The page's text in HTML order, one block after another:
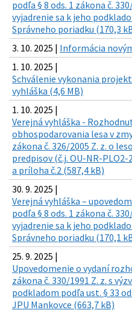
podľa § 8 ods. 1 zákona č.
vyjadrenie sa k jeho
Správneho poriadku (170,3
3. 10. 2025 | Informácia
1. 10. 2025 |
Schválenie vykonania
vyhláška (4,6 MB)
1. 10. 2025 |
Verejná vyhláška -
obhospodarovania lesa v
zákona č. 326/2005 Z. z. o
predpisov (č.j. OU-NR-
a príloha č.2 (587,4 kB)
30. 9. 2025 |
Verejná vyhláška –
podľa § 8 ods. 1 zákona č.
vyjadrenie sa k jeho
Správneho poriadku (170,1
25. 9. 2025 |
Upovedomenie o vydaní
zákona č. 330/1991 Z. z. s
podkladom podľa ust. § 33
JPU Mankovce (663,7 kB)